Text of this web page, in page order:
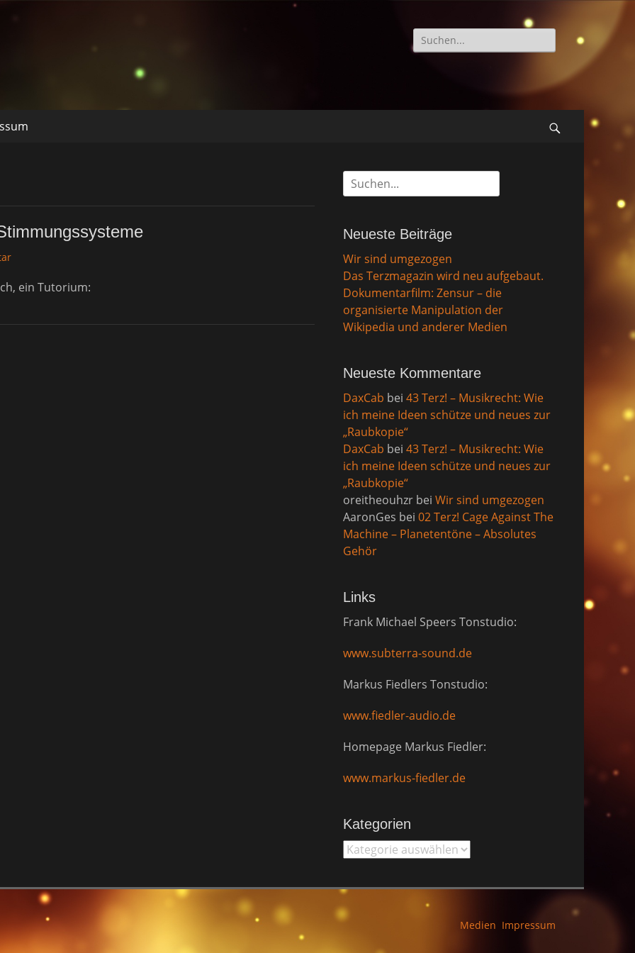
Suche
nach:
Suchen
ein Tutorium:
Suche
nach:
Neueste Beiträge
Wir sind umgezogen
Das Terzmagazin wird neu aufgebaut.
Dokumentarfilm: Zensur – die
organisierte Manipulation der
Wikipedia und anderer Medien
Neueste Kommentare
DaxCab bei 43 Terz! – Musikrecht: Wie
ich meine Ideen schütze und neues zur
„Raubkopie“
DaxCab bei 43 Terz! – Musikrecht: Wie
ich meine Ideen schütze und neues zur
„Raubkopie“
oreitheouhzr bei Wir sind umgezogen
AaronGes bei 02 Terz! Cage Against The
Machine – Planetentöne – Absolutes
Gehör
Links
Frank Michael Speers Tonstudio:
www.subterra-sound.de
Markus Fiedlers Tonstudio:
www.fiedler-audio.de
Homepage Markus Fiedler:
www.markus-fiedler.de
Kategorien
Kategorien
Medien Impressum